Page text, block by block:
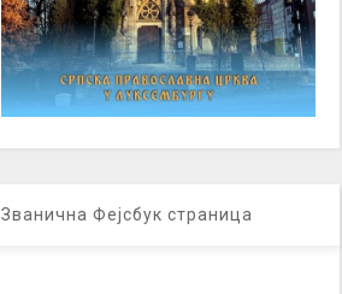
Званична Фејсбук страница